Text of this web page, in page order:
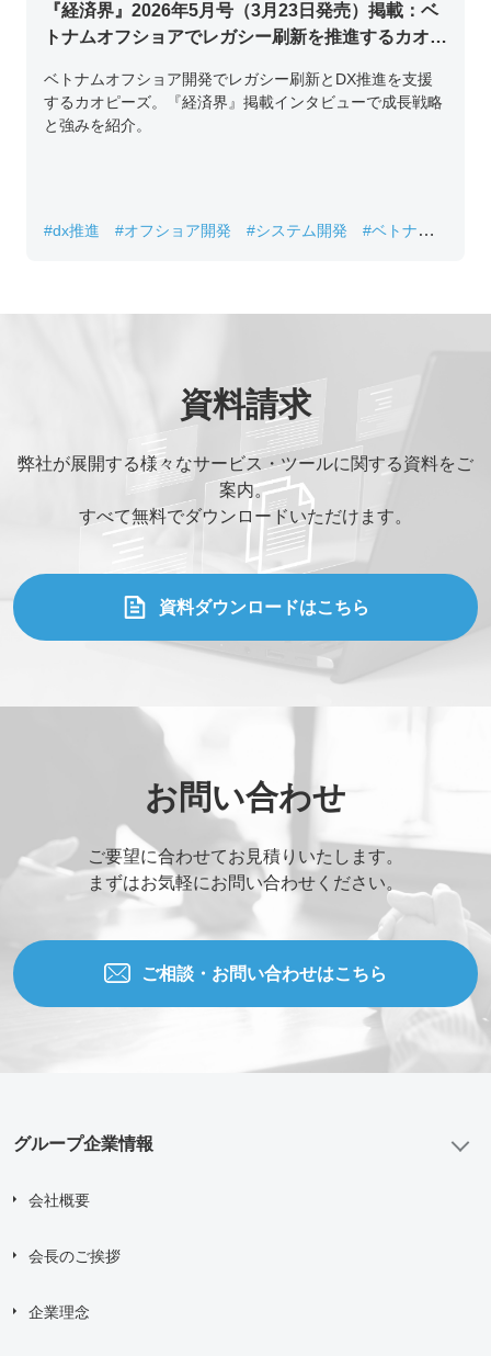
『経済界』2026年5月号（3月23日発売）掲載：ベ
トナムオフショアでレガシー刷新を推進するカオピ
ベトナムオフショア開発でレガシー刷新とDX推進を支援
するカオピーズ。『経済界』掲載インタビューで成長戦略
と強みを紹介。
#dx推進 #オフショア開発 #システム開発
#ベトナムIT
資料請求
弊社が展開する様々なサービス・ツールに関する資料をご
案内。
すべて無料でダウンロードいただけます。
資料ダウンロードはこちら
お問い合わせ
ご要望に合わせてお見積りいたします。
まずはお気軽にお問い合わせください。
ご相談・お問い合わせはこちら
グループ企業情報
会社概要
会長のご挨拶
企業理念